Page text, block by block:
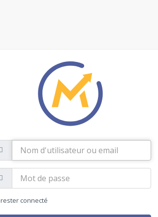
d'utilisateur
ou
email
passe:
rester connecté